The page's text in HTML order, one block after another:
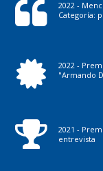
2022 -
Categoría:
2022 -
"Armando
2021 -
entrevista